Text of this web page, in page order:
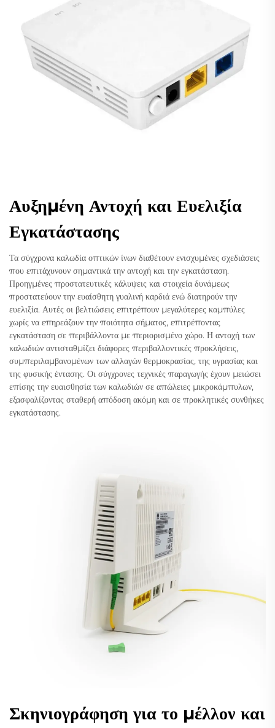
Αυξημένη Αντοχή και Ευελιξία
Εγκατάστασης
Τα σύγχρονα καλωδία οπτικών ίνων διαθέτουν ενισχυμένες σχεδιάσεις
που επιτάχυνουν σημαντικά την αντοχή και την εγκατάσταση.
Προηγμένες προστατευτικές κάλυψεις και στοιχεία δυνάμεως
προστατεύουν την ευαίσθητη γυαλινή καρδιά ενώ διατηρούν την
ευελιξία. Αυτές οι βελτιώσεις επιτρέπουν μεγαλύτερες καμπύλες
χωρίς να επηρεάζουν την ποιότητα σήματος, επιτρέποντας
εγκατάσταση σε περιβάλλοντα με περιορισμένο χώρο. Η αντοχή των
καλωδιών αντισταθμίζει διάφορες περιβαλλοντικές προκλήσεις,
συμπεριλαμβανομένων των αλλαγών θερμοκρασίας, της υγρασίας και
της φυσικής έντασης. Οι σύγχρονες τεχνικές παραγωγής έχουν μειώσει
επίσης την ευαισθησία των καλωδιών σε απώλειες μικροκάμπυλων,
εξασφαλίζοντας σταθερή απόδοση ακόμη και σε προκλητικές συνθήκες
εγκατάστασης.
Σκηνιογράφηση για το μέλλον και